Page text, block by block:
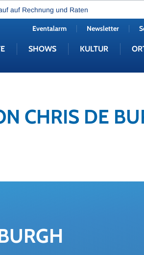
auf Rechnung und Raten
SHOWS KULTUR
Eventalarm Newsletter
CHRIS DE